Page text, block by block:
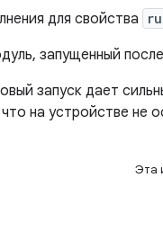
для свойства
запущенный
запуск дает
на устройстве не
Эта